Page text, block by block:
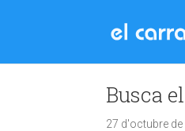
Busca
27 d'octubre